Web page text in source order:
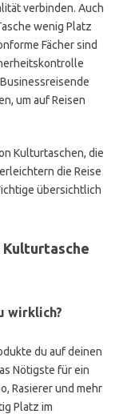
verbinden. Auch
wenig Platz
Fächer sind
um auf Reisen
Kulturtaschen, die
die Reise
übersichtlich
wirklich?
du auf deinen
Nötigste für ein
Rasierer und mehr
Platz im